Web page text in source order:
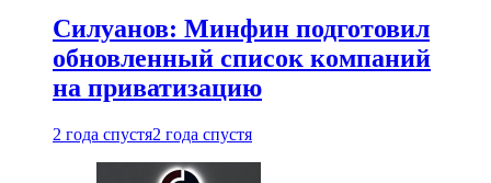
Силуанов: Минфин подготовил
обновленный список компаний
на приватизацию
2 года спустя2 года спустя